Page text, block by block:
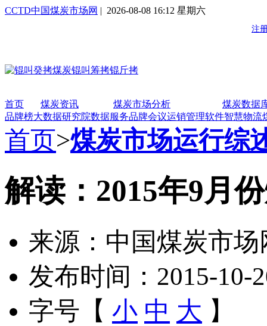
CCTD中国煤炭市场网 | 2026-08-08 16:12 星期六
首页 煤炭资讯 煤炭市场分析
煤炭数据
品牌榜大数据研究院数据服务品牌会议运销管理软件智慧物流
首页>煤炭市场运行综
解读：2015年9月
来源：中国煤炭市场
发布时间：2015-10-
字号【 小 中 大 】